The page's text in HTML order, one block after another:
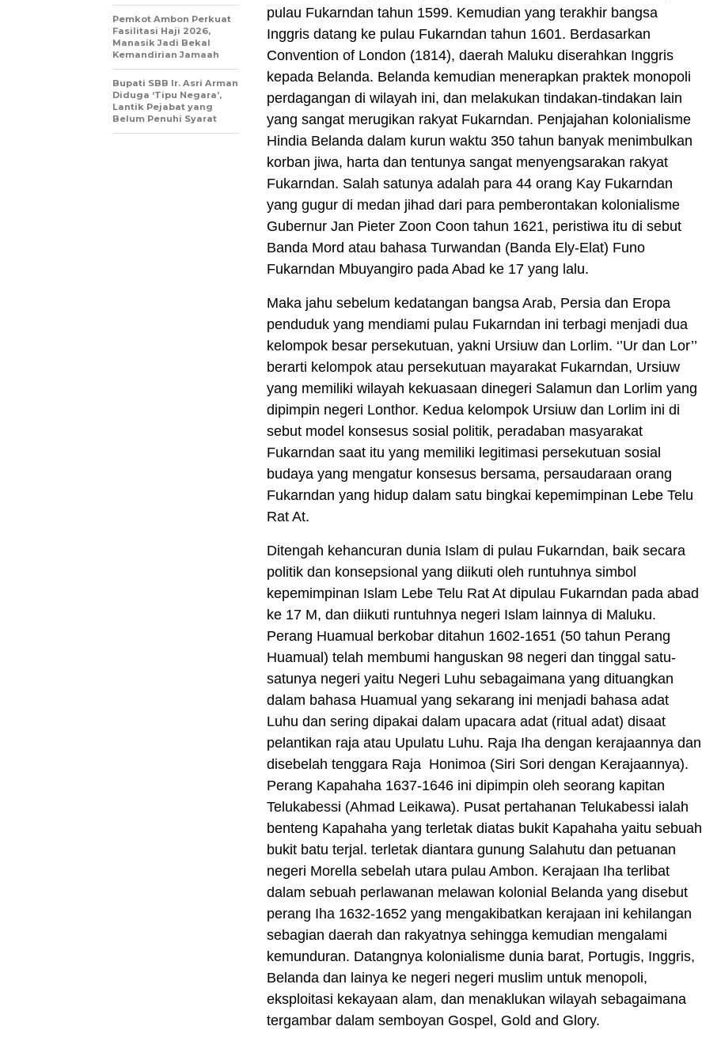
pulau Fukarndan tahun 1599. Kemudian yang terakhir bangsa
Inggris datang ke pulau Fukarndan tahun 1601. Berdasarkan
Convention of London (1814), daerah Maluku diserahkan Inggris
kepada Belanda. Belanda kemudian menerapkan praktek monopoli
perdagangan di wilayah ini, dan melakukan tindakan-tindakan lain
yang sangat merugikan rakyat Fukarndan. Penjajahan kolonialisme
Hindia Belanda dalam kurun waktu 350 tahun banyak menimbulkan
korban jiwa, harta dan tentunya sangat menyengsarakan rakyat
Fukarndan. Salah satunya adalah para 44 orang Kay Fukarndan
yang gugur di medan jihad dari para pemberontakan kolonialisme
Gubernur Jan Pieter Zoon Coon tahun 1621, peristiwa itu di sebut
Banda Mord atau bahasa Turwandan (Banda Ely-Elat) Funo
Fukarndan Mbuyangiro pada Abad ke 17 yang lalu.
Maka jahu sebelum kedatangan bangsa Arab, Persia dan Eropa
penduduk yang mendiami pulau Fukarndan ini terbagi menjadi dua
kelompok besar persekutuan, yakni Ursiuw dan Lorlim. ‘’Ur dan Lor’’
berarti kelompok atau persekutuan mayarakat Fukarndan, Ursiuw
yang memiliki wilayah kekuasaan dinegeri Salamun dan Lorlim yang
dipimpin negeri Lonthor. Kedua kelompok Ursiuw dan Lorlim ini di
sebut model konsesus sosial politik, peradaban masyarakat
Fukarndan saat itu yang memiliki legitimasi persekutuan sosial
budaya yang mengatur konsesus bersama, persaudaraan orang
Fukarndan yang hidup dalam satu bingkai kepemimpinan Lebe Telu
Rat At.
Ditengah kehancuran dunia Islam di pulau Fukarndan, baik secara
politik dan konsepsional yang diikuti oleh runtuhnya simbol
kepemimpinan Islam Lebe Telu Rat At dipulau Fukarndan pada abad
ke 17 M, dan diikuti runtuhnya negeri Islam lainnya di Maluku.
Perang Huamual berkobar ditahun 1602-1651 (50 tahun Perang
Huamual) telah membumi hanguskan 98 negeri dan tinggal satu-
satunya negeri yaitu Negeri Luhu sebagaimana yang dituangkan
dalam bahasa Huamual yang sekarang ini menjadi bahasa adat
Luhu dan sering dipakai dalam upacara adat (ritual adat) disaat
pelantikan raja atau Upulatu Luhu. Raja Iha dengan kerajaannya dan
disebelah tenggara Raja Honimoa (Siri Sori dengan Kerajaannya).
Perang Kapahaha 1637-1646 ini dipimpin oleh seorang kapitan
Telukabessi (Ahmad Leikawa). Pusat pertahanan Telukabessi ialah
benteng Kapahaha yang terletak diatas bukit Kapahaha yaitu sebuah
bukit batu terjal. terletak diantara gunung Salahutu dan petuanan
negeri Morella sebelah utara pulau Ambon. Kerajaan Iha terlibat
dalam sebuah perlawanan melawan kolonial Belanda yang disebut
perang Iha 1632-1652 yang mengakibatkan kerajaan ini kehilangan
sebagian daerah dan rakyatnya sehingga kemudian mengalami
kemunduran. Datangnya kolonialisme dunia barat, Portugis, Inggris,
Belanda dan lainya ke negeri negeri muslim untuk menopoli,
eksploitasi kekayaan alam, dan menaklukan wilayah sebagaimana
tergambar dalam semboyan Gospel, Gold and Glory.
Pemkot Ambon Perkuat
Fasilitasi Haji 2026,
Manasik Jadi Bekal
Kemandirian Jamaah
Bupati SBB Ir. Asri Arman
Diduga ‘Tipu Negara’,
Lantik Pejabat yang
Belum Penuhi Syarat